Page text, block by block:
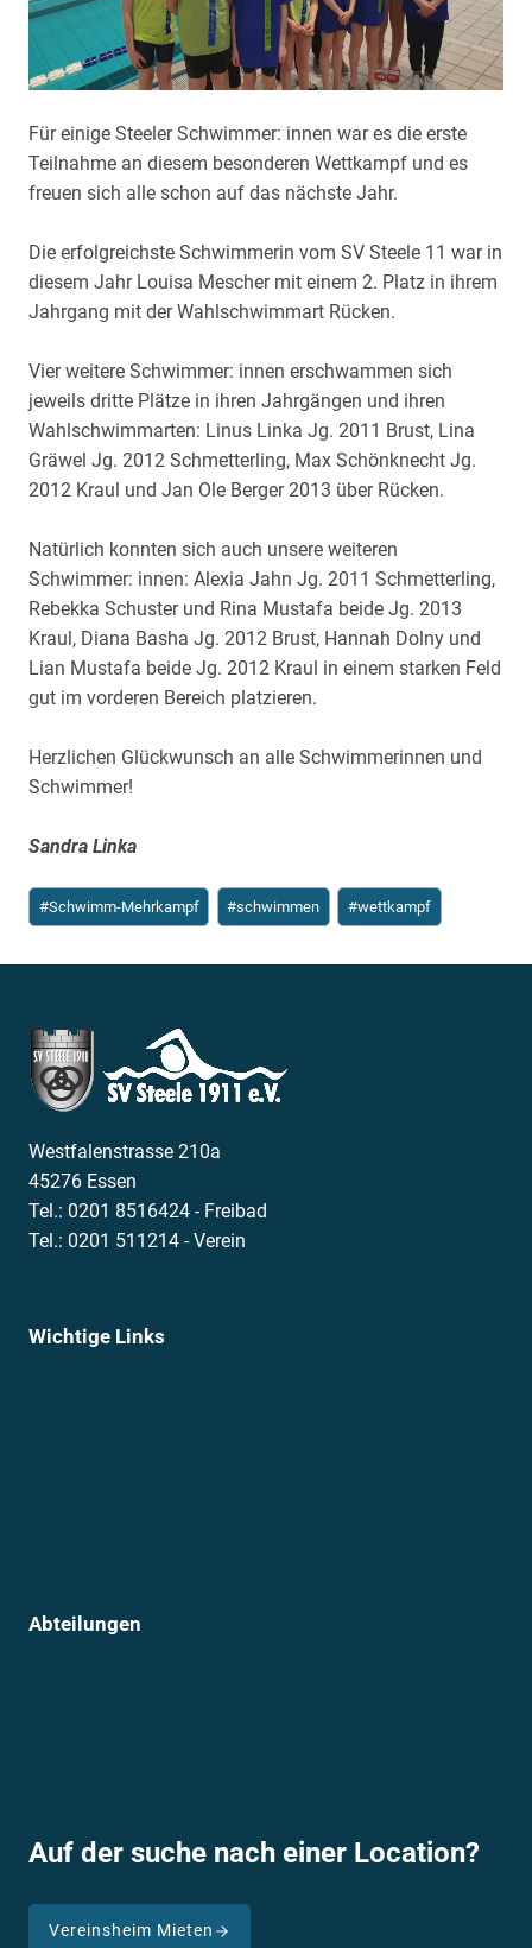
Für einige Steeler Schwimmer: innen war es die erste
Teilnahme an diesem besonderen Wettkampf und es
freuen sich alle schon auf das nächste Jahr.
Die erfolgreichste Schwimmerin vom SV Steele 11 war in
diesem Jahr Louisa Mescher mit einem 2. Platz in ihrem
Jahrgang mit der Wahlschwimmart Rücken.
Vier weitere Schwimmer: innen erschwammen sich
jeweils dritte Plätze in ihren Jahrgängen und ihren
Wahlschwimmarten: Linus Linka Jg. 2011 Brust, Lina
Gräwel Jg. 2012 Schmetterling, Max Schönknecht Jg.
2012 Kraul und Jan Ole Berger 2013 über Rücken.
Natürlich konnten sich auch unsere weiteren
Schwimmer: innen: Alexia Jahn Jg. 2011 Schmetterling,
Rebekka Schuster und Rina Mustafa beide Jg. 2013
Kraul, Diana Basha Jg. 2012 Brust, Hannah Dolny und
Lian Mustafa beide Jg. 2012 Kraul in einem starken Feld
gut im vorderen Bereich platzieren.
Herzlichen Glückwunsch an alle Schwimmerinnen und
Schwimmer!
Sandra Linka
Schlagworte:
#Schwimm-Mehrkampf #schwimmen #wettkampf
Westfalenstrasse 210a
45276 Essen
Tel.: 0201 8516424 - Freibad
Tel.: 0201 511214 - Verein
Wichtige Links
Abteilungen
Auf der suche nach einer Location?
Vereinsheim Mieten